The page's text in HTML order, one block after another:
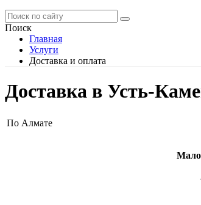
Поиск
Главная
Услуги
Доставка и оплата
Доставка в Усть-
По Алмате